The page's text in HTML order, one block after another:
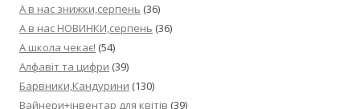
А в нас знижки,серпень (36)
А в нас НОВИНКИ,серпень (36)
А школа чекає! (54)
Алфавіт та цифри (39)
Барвники,Кандурини (130)
Вайнери+інвентар для квітів (39)